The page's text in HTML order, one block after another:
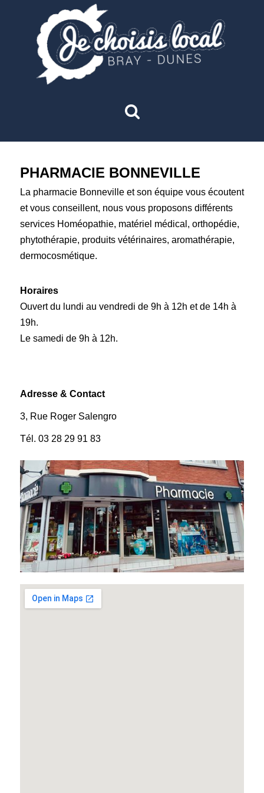
PHARMACIE BONNEVILLE
La pharmacie Bonneville et son équipe vous écoutent
et vous conseillent, nous vous proposons différents
services Homéopathie, matériel médical, orthopédie,
phytothérapie, produits vétérinaires, aromathérapie,
dermocosmétique.
Horaires
Ouvert du lundi au vendredi de 9h à 12h et de 14h à
19h.
Le samedi de 9h à 12h.
Adresse & Contact
3, Rue Roger Salengro
Tél. 03 28 29 91 83